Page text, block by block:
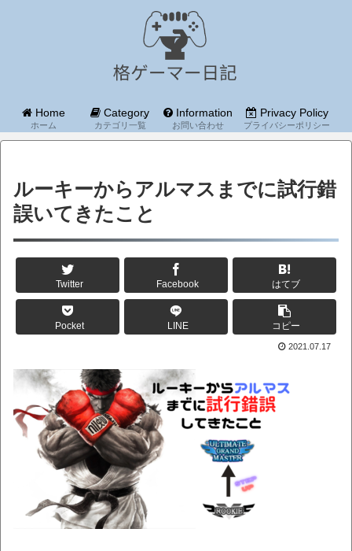
Home
ホーム
Category
カテゴリ一覧
Information
お問い合わせ
Privacy Policy
プライバシーポリシー
ルーキーからアルマスまでに試行錯
誤いてきたこと
Twitter Facebook はてブ
Pocket LINE コピー
2021.07.17